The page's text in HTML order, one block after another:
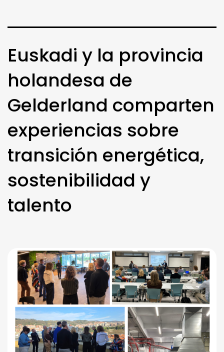
Euskadi y la provincia
holandesa de
Gelderland comparten
experiencias sobre
transición energética,
sostenibilidad y
talento